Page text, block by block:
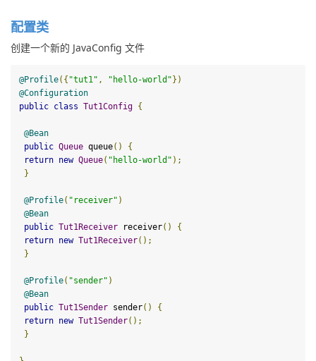
配置类
创建一个新的 JavaConfig 文件
@Profile({ "tut1" , "hello-world"})
@Configuration
public class Tut1Config {
@Bean
public Queue queue()
{
return new Queue( "hello-world" );
}
@Profile( "receiver" )
@Bean
public Tut1Receiver receiver()
{
return new Tut1Receiver();
}
@Profile( "sender" )
@Bean
public Tut1Sender sender()
{
return new Tut1Sender();
}